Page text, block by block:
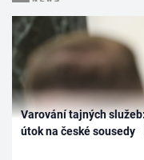
Varování tajných
útok na české sousedy